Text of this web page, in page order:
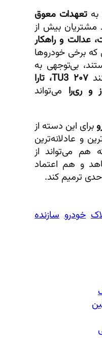
تعهدات معوق
بیش از
عدالت و راهکار
برخی خودروها
بی‌توجهی به
۲۰۷ TU3، تارا
و ری‌را می‌تواند
برای این دسته از
و عادلانه‌ترین
هم می‌تواند از
و هم اعتماد
ترمیم کند.
خودرو سازنده